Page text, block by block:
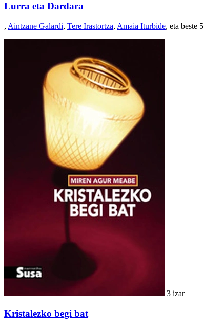
Lurra eta Dardara
, Aintzane Galardi, Tere Irastortza, Amaia Iturbide, eta beste 5
3 izar
Kristalezko begi bat